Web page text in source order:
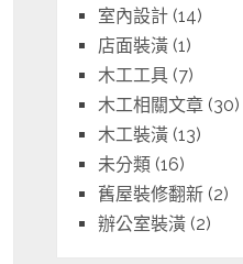
室內設計 (14)
店面裝潢 (1)
木工工具 (7)
木工相關文章 (30)
木工裝潢 (13)
未分類 (16)
舊屋裝修翻新 (2)
辦公室裝潢 (2)